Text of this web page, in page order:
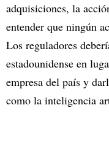
adquisiciones, la
entender que ningún
Los reguladores
estadounidense en
empresa del país y
como la inteligencia